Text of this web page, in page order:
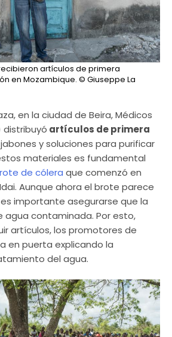
artículos de primera
en Mozambique. © Giuseppe La
en la ciudad de Beira, Médicos
distribuyó artículos de primera
y soluciones para purificar
materiales es fundamental
de cólera que comenzó en
Aunque ahora el brote parece
importante asegurarse que la
agua contaminada. Por esto,
artículos, los promotores de
en puerta explicando la
del agua.